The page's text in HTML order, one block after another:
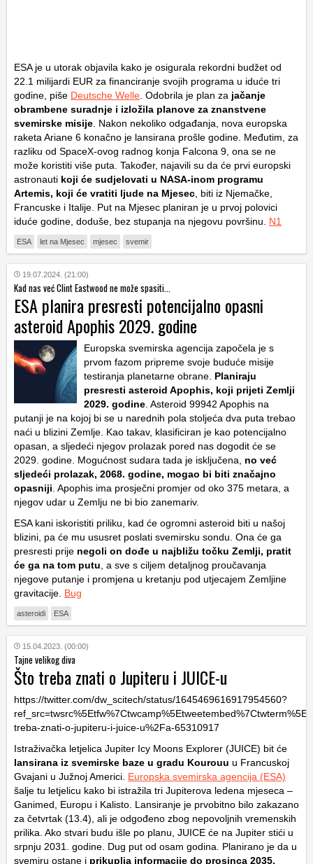
ESA je u utorak objavila kako je osigurala rekordni budžet od
22.1 milijardi EUR za financiranje svojih programa u iduće tri
godine, piše Deutsche Welle . Odobrila je plan za jačanje
obrambene suradnje i izložila planove za znanstvene
svemirske misije . Nakon nekoliko odgađanja, nova europska
raketa Ariane 6 konačno je lansirana prošle godine. Međutim, za
razliku od SpaceX-ovog radnog konja Falcona 9, ona se ne
može koristiti više puta. Također, najavili su da će prvi europski
astronauti koji će sudjelovati u NASA-inom programu
Artemis, koji će vratiti ljude na Mjesec , biti iz Njemačke,
Francuske i Italije. Put na Mjesec planiran je u prvoj polovici
iduće godine, doduše, bez stupanja na njegovu površinu. N1
ESA let na Mjesec mjesec svemir
19.07.2024. (21:00)
Kad nas već Clint Eastwood ne može spasiti...
ESA planira presresti potencijalno opasni
asteroid Apophis 2029. godine
Europska svemirska agencija započela je s
prvom fazom pripreme svoje buduće misije
testiranja planetarne obrane. Planiraju
presresti asteroid Apophis, koji prijeti Zemlji
2029. godine . Asteroid 99942 Apophis na
putanji je na kojoj bi se u narednih pola stoljeća dva puta trebao
naći u blizini Zemlje. Kao takav, klasificiran je kao potencijalno
opasan, a sljedeći njegov prolazak pored nas dogodit će se
2029. godine. Mogućnost sudara tada je isključena, no već
sljedeći prolazak, 2068. godine, mogao bi biti značajno
opasniji . Apophis ima prosječni promjer od oko 375 metara, a
njegov udar u Zemlju ne bi bio zanemariv.
ESA kani iskoristiti priliku, kad će ogromni asteroid biti u našoj
blizini, pa će mu ususret poslati svemirsku sondu. Ona će ga
presresti prije negoli on dođe u najbližu točku Zemlji, pratit
će ga na tom putu , a sve s ciljem detaljnog proučavanja
njegove putanje i promjena u kretanju pod utjecajem Zemljine
gravitacije. Bug
asteroidi ESA
15.04.2023. (00:00)
Tajne velikog diva
Što treba znati o Jupiteru i JUICE-u
https://twitter.com/dw_scitech/status/1645469616917954560?
treba-znati-o-jupiteru-i-juice-u%2Fa-65310917
Istraživačka letjelica Jupiter Icy Moons Explorer (JUICE) bit će
lansirana iz svemirske baze u gradu Kourouu u Francuskoj
Gvajani u Južnoj Americi. Europska svemirska agencija (ESA)
šalje tu letjelicu kako bi istražila tri Jupiterova ledena mjeseca –
Ganimed, Europu i Kalisto. Lansiranje je prvobitno bilo zakazano
za četvrtak (13.4), ali je odgođeno zbog nepovoljnih vremenskih
prilika. Ako stvari budu išle po planu, JUICE će na Jupiter stići u
srpnju 2031. godine. Dug put od osam godina. Planirano je da u
svemiru ostane i prikuplja informacije do prosinca 2035.